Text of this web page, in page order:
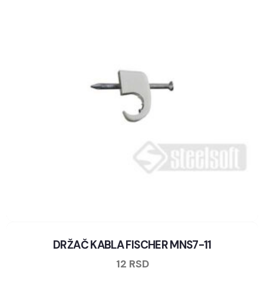
DRŽAČ KABLA FISCHER MNS7-11
12 RSD